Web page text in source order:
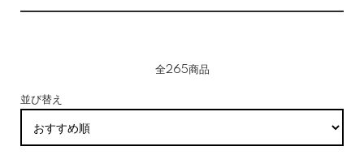
全265商品
並び替え